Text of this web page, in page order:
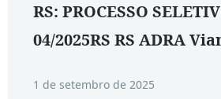
RS: PROCESSO
04/2025RS RS ADRA
1 de setembro de 2025